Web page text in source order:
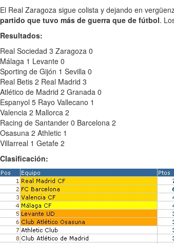
El Real Zaragoza sigue colista y dejando en
partido que tuvo más de guerra que de fútbol.
Resultados:
Real Sociedad 3 Zaragoza 0
Málaga 1 Levante 0
Sporting de Gijón 1 Sevilla 0
Real Betis 2 Real Madrid 3
Atlético de Madrid 2 Granada 0
Espanyol 5 Rayo Vallecano 1
Valencia 2 Mallorca 2
Racing de Santander 0 Barcelona 2
Osasuna 2 Athletic 1
Villarreal 1 Getafe 2
Clasificación: